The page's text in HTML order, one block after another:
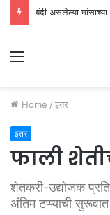
बंदी असलेल्या मांसाच्या
Menu
Home / इतर
इतर
फाली
शेतकरी-उद्योजक
अंतिम टप्प्याची सुरूवात